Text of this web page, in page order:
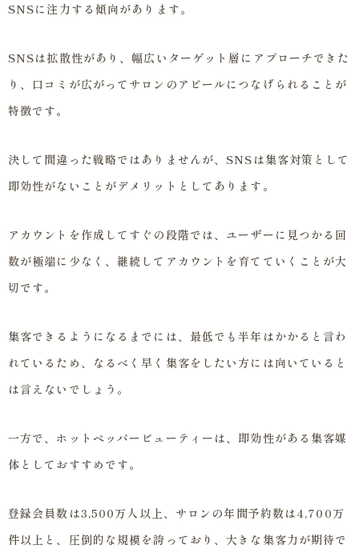
SNSに注力する傾向があります。
SNSは拡散性があり、幅広いターゲット層にアプローチできた
り、口コミが広がってサロンのアピールにつなげられることが
特徴です。
決して間違った戦略ではありませんが、SNSは集客対策として
即効性がないことがデメリットとしてあります。
アカウントを作成してすぐの段階では、ユーザーに見つかる回
数が極端に少なく、継続してアカウントを育てていくことが大
切です。
集客できるようになるまでには、最低でも半年はかかると言わ
れているため、なるべく早く集客をしたい方には向いていると
は言えないでしょう。
一方で、ホットペッパービューティーは、即効性がある集客媒
体としておすすめです。
登録会員数は3,500万人以上、サロンの年間予約数は4,700万
件以上と、圧倒的な規模を誇っており、大きな集客力が期待で